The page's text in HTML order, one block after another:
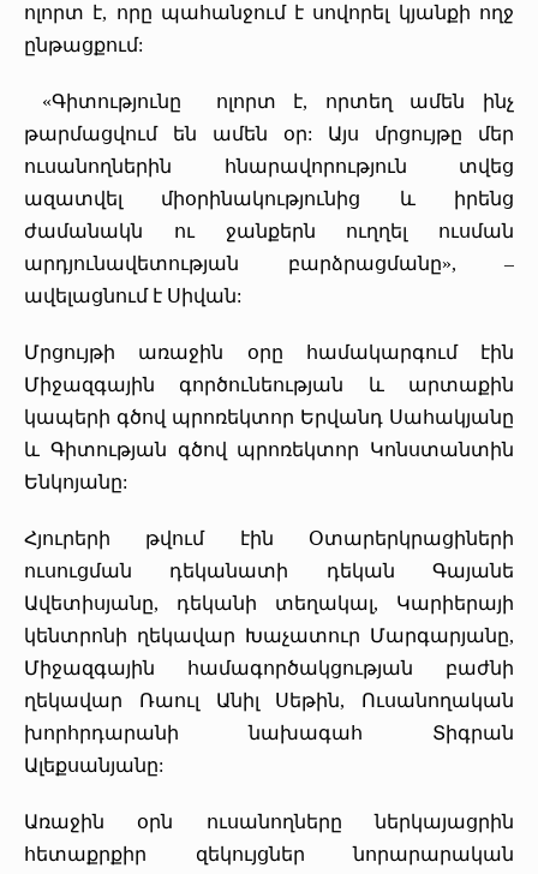
ոլորտ է, որը պահանջում է սովորել կյանքի ողջ
ընթացքում:
«Գիտությունը ոլորտ է, որտեղ ամեն ինչ
թարմացվում են ամեն օր: Այս մրցույթը մեր
ուսանողներին հնարավորություն տվեց
ազատվել միօրինակությունից և իրենց
ժամանակն ու ջանքերն ուղղել ուսման
արդյունավետության բարձրացմանը», –
ավելացնում է Սիվան:
Մրցույթի առաջին օրը համակարգում էին
Միջազգային գործունեության և արտաքին
կապերի գծով պրոռեկտոր Երվանդ Սահակյանը
և Գիտության գծով պրոռեկտոր Կոնստանտին
Ենկոյանը:
Հյուրերի թվում էին Օտարերկրացիների
ուսուցման դեկանատի դեկան Գայանե
Ավետիսյանը, դեկանի տեղակալ, Կարիերայի
կենտրոնի ղեկավար Խաչատուր Մարգարյանը,
Միջազգային համագործակցության բաժնի
ղեկավար Ռաուլ Անիլ Սեթին, Ուսանողական
խորհրդարանի նախագահ Տիգրան
Ալեքսանյանը:
Առաջին օրն ուսանողները ներկայացրին
հետաքրքիր զեկույցներ նորարարական